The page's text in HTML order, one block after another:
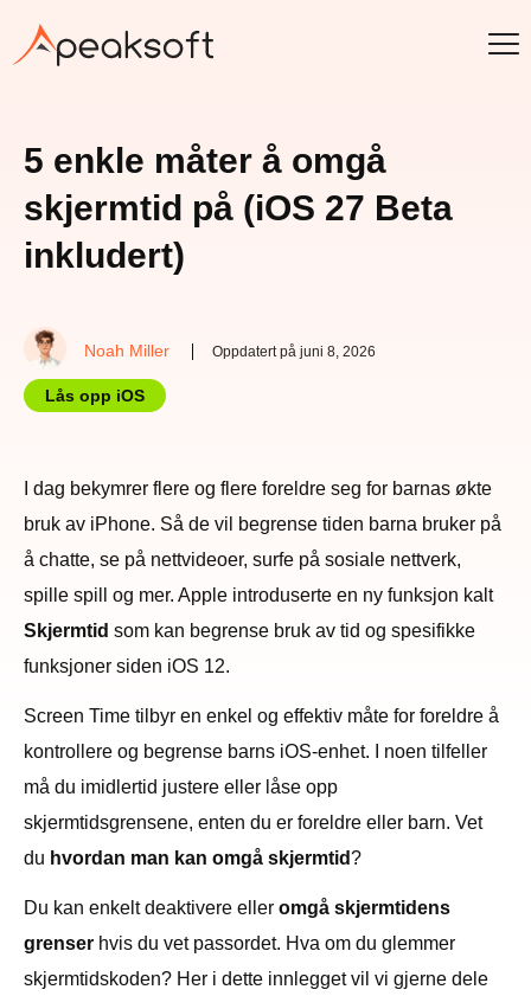
5 enkle måter å omgå
skjermtid på (iOS 27 Beta
inkludert)
Noah Miller Oppdatert på juni 8, 2026
Lås opp iOS
I dag bekymrer flere og flere foreldre seg for barnas økte
bruk av iPhone. Så de vil begrense tiden barna bruker på
å chatte, se på nettvideoer, surfe på sosiale nettverk,
spille spill og mer. Apple introduserte en ny funksjon kalt
Skjermtid som kan begrense bruk av tid og spesifikke
funksjoner siden iOS 12.
Screen Time tilbyr en enkel og effektiv måte for foreldre å
kontrollere og begrense barns iOS-enhet. I noen tilfeller
må du imidlertid justere eller låse opp
skjermtidsgrensene, enten du er foreldre eller barn. Vet
du hvordan man kan omgå skjermtid?
Du kan enkelt deaktivere eller omgå skjermtidens
grenser hvis du vet passordet. Hva om du glemmer
skjermtidskoden? Her i dette innlegget vil vi gjerne dele